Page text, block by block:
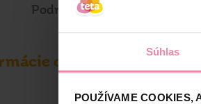
Súhlas
POUŽÍVAME COOKIES,
Podrobné informácie
o výrobcovi